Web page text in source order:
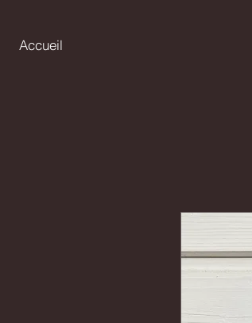
Accueil